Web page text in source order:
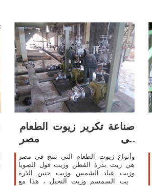
صناعة تكرير زيوت الطعام
فى مصر
akrammahmoud
وأنواع زيوت الطعام التي تنتج فى مصر
هي زيت بذرة القطن وزيت فول الصويا
وزيت عباد الشمس وزيت جنين الذرة
وزيت السمسم وزيت النخيل ، هذا مع